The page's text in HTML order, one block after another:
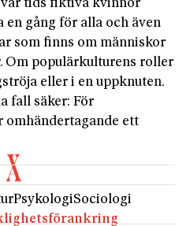
tids fiktiva kvinnor
gång för alla och även
som finns om människor
Om populärkulturens roller
eller i en uppknuten.
fall säker: För
ett
PsykologiSociologi